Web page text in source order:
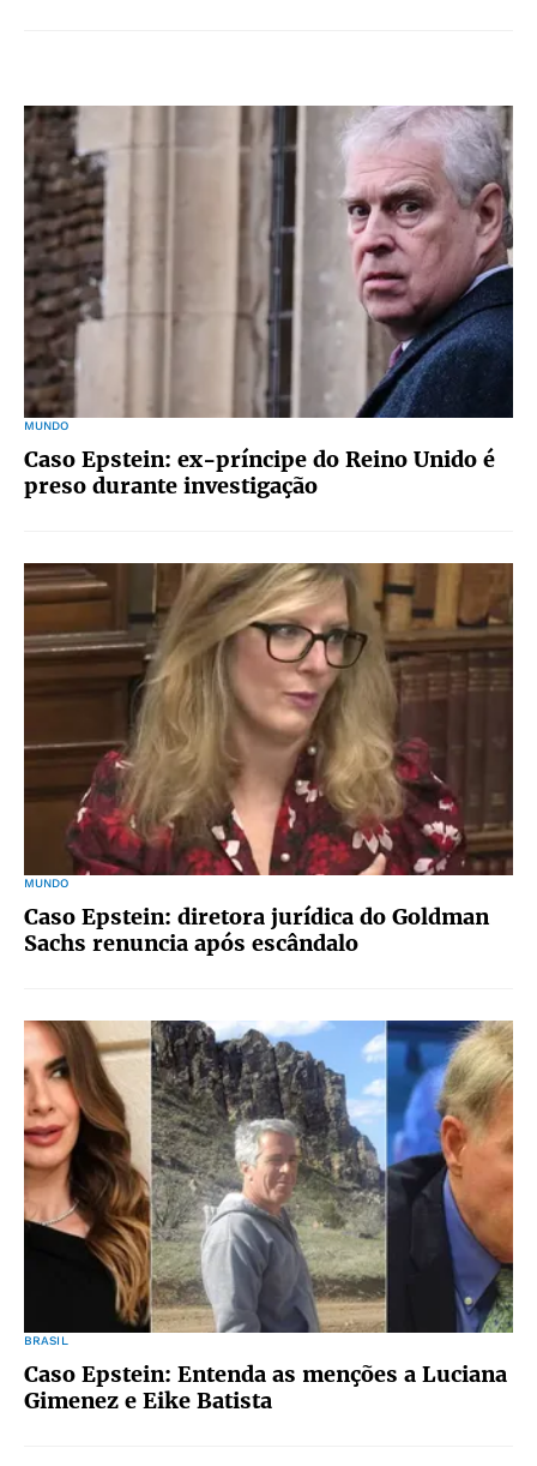
MUNDO
Caso Epstein: ex-príncipe do Reino Unido é
preso durante investigação
MUNDO
Caso Epstein: diretora jurídica do Goldman
Sachs renuncia após escândalo
BRASIL
Caso Epstein: Entenda as menções a Luciana
Gimenez e Eike Batista